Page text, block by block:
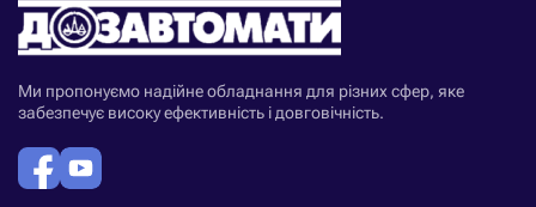
Ми пропонуємо надійне обладнання для різних сфер, яке
забезпечує високу ефективність і довговічність.